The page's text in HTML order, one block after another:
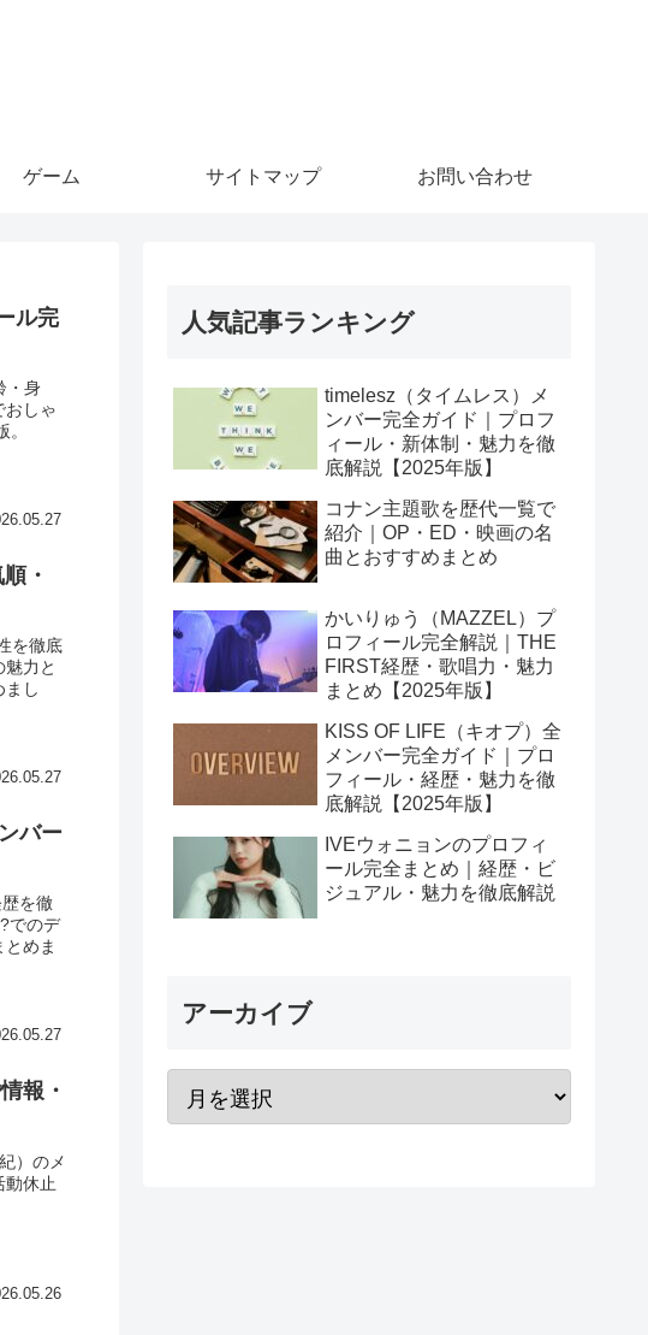
ゲーム サイトマップ お問い合わせ
ル完
・身
おしゃ
・
を徹底
力と
まし
バー
を徹
でのデ
めま
報・
）のメ
動休止
人気記事ランキング
timelesz（タイムレス）メ
ンバー完全ガイド｜プロフ
ィール・新体制・魅力を徹
底解説【2025年版】
コナン主題歌を歴代一覧で
紹介｜OP・ED・映画の名
曲とおすすめまとめ
かいりゅう（MAZZEL）プ
ロフィール完全解説｜THE
FIRST経歴・歌唱力・魅力
まとめ【2025年版】
KISS OF LIFE（キオプ）全
メンバー完全ガイド｜プロ
フィール・経歴・魅力を徹
底解説【2025年版】
IVEウォニョンのプロフィ
ール完全まとめ｜経歴・ビ
ジュアル・魅力を徹底解説
アーカイブ